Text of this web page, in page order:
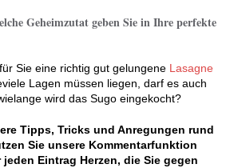
Geheimzutat geben Sie in Ihre perfekte
Sie eine richtig gut gelungene Lasagne
Lagen müssen liegen, darf es auch
wird das Sugo eingekocht?
Tipps, Tricks und Anregungen rund
Sie unsere Kommentarfunktion
Eintrag Herzen, die Sie gegen